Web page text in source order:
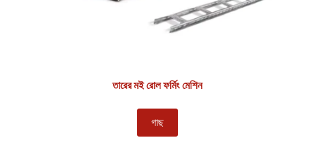
তারের মই রোল ফর্মিং মেশিন
গাছ